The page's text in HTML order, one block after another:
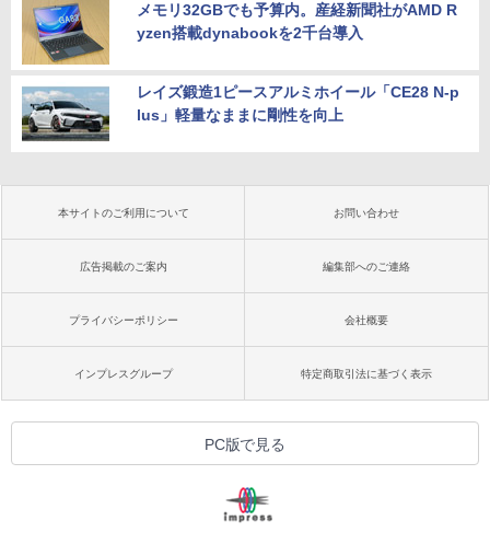
メモリ32GBでも予算内。産経新聞社がAMD R
yzen搭載dynabookを2千台導入
レイズ鍛造1ピースアルミホイール「CE28 N-p
lus」軽量なままに剛性を向上
本サイトのご利用について お問い合わせ
広告掲載のご案内 編集部へのご連絡
プライバシーポリシー 会社概要
インプレスグループ 特定商取引法に基づく表示
PC版で見る